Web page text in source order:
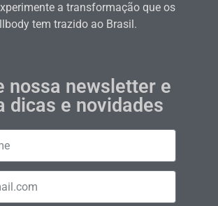
a transformação que os
tem trazido ao Brasil.
nossa newsletter e
dicas e novidades